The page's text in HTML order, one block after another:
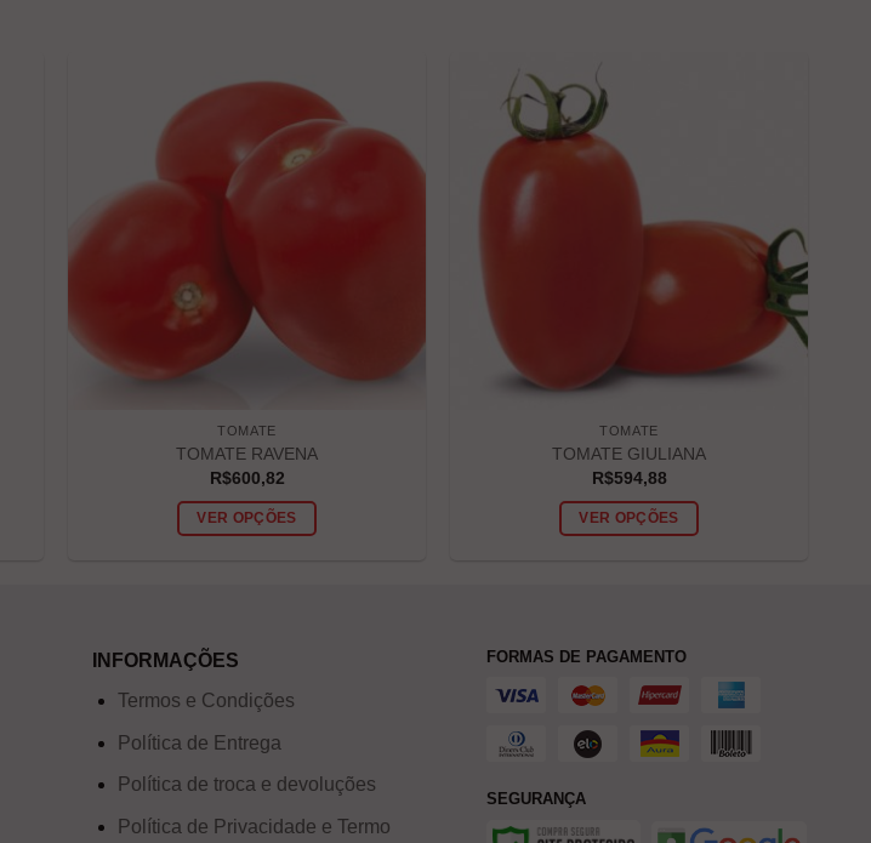
TOMATE
TOMATE RAVENA
R$600,82
VER OPÇÕES
TOMATE
TOMATE GIULIANA
R$594,88
VER OPÇÕES
INFORMAÇÕES
Termos e Condições
Política de Entrega
Política de troca e devoluções
Política de Privacidade e Termo
FORMAS DE PAGAMENTO
SEGURANÇA